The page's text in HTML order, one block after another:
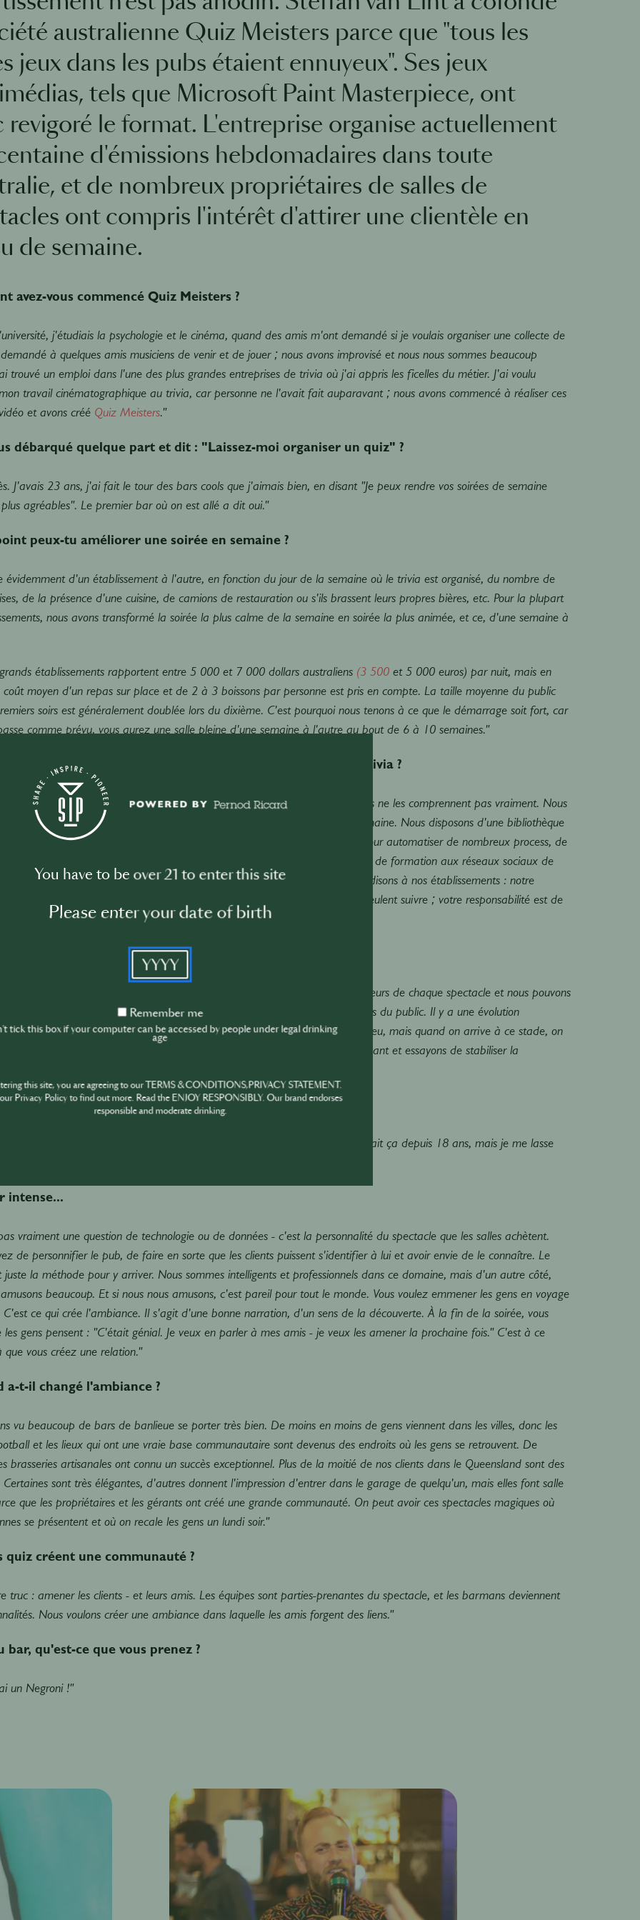
australienne Quiz Meisters parce que "tous les
jeux dans les pubs étaient ennuyeux". Ses jeux
tels que Microsoft Paint Masterpiece, ont
revigoré le format. L'entreprise organise actuellement
d'émissions hebdomadaires dans toute
et de nombreux propriétaires de salles de
ont compris l'intérêt d'attirer une clientèle en
de semaine.
avez-vous commencé Quiz Meisters ?
j'étudiais la psychologie et le cinéma, quand des amis m'ont demandé si je voulais organiser une collecte de
à quelques amis musiciens de venir et de jouer ; nous avons improvisé et nous nous sommes beaucoup
trouvé un emploi dans l'une des plus grandes entreprises de trivia où j'ai appris les ficelles du métier. J'ai voulu
travail cinématographique au trivia, car personne ne l'avait fait auparavant ; nous avons commencé à réaliser ces
et avons créé Quiz Meisters."
débarqué quelque part et dit : "Laissez-moi organiser un quiz" ?
J'avais 23 ans, j'ai fait le tour des bars cools que j'aimais bien, en disant "Je peux rendre vos soirées de semaine
agréables". Le premier bar où on est allé a dit oui."
peux-tu améliorer une soirée en semaine ?
évidemment d'un établissement à l'autre, en fonction du jour de la semaine où le trivia est organisé, du nombre de
de la présence d'une cuisine, de camions de restauration ou s'ils brassent leurs propres bières, etc. Pour la plupart
nous avons transformé la soirée la plus calme de la semaine en soirée la plus animée, et ce, d'une semaine à
établissements rapportent entre 5 000 et 7 000 dollars australiens (3 500 et 5 000 euros) par nuit, mais en
coût moyen d'un repas sur place et de 2 à 3 boissons par personne est pris en compte. La taille moyenne du public
soirs est généralement doublée lors du dixième. C'est pourquoi nous tenons à ce que le démarrage soit fort, car
comme prévu, vous aurez une salle pleine d'une semaine à l'autre au bout de 6 à 10 semaines."
sociaux sont-ils importants pour le succès d'une soirée trivia ?
que beaucoup de bars, surtout les petits, ont des réseaux sociaux mais ne les comprennent pas vraiment. Nous
amont de la soirée, il faut poster des messages trois ou quatre fois par semaine. Nous disposons d'une bibliothèque
dans laquelle les bars peuvent puiser, et nous utilisons Active Campaign pour automatiser de nombreux process, de
dès lors que les établissements nous rejoignent, ils bénéficient d'un programme de formation aux réseaux sociaux de
Nous ne le faisons pas à leur place mais leur apprenons à le faire. Nous disons à nos établissements : notre
est de créer une marque avec laquelle les gens veulent interagir et qu'ils veulent suivre ; votre responsabilité est de
cette marque."
savez-vous ce qui fonctionne ?
d'un grand nombre de données. Nous recueillons le nombre de spectateurs de chaque spectacle et nous pouvons
ces données au niveau du lieu, de la ville ou de l'État pour voir quel est le pouls du public. Il y a une évolution
et il faut environ 10 à 15 semaines pour connaître les tendances de chaque lieu, mais quand on arrive à ce stade, on
"Hé, vous allez avoir un ralentissement ici. Alors lançons la promotion juste avant et essayons de stabiliser la
faisait-il partie du plan initial ?
Au départ, je me disais : "On va se pointer avec un micro et le faire." On fait ça depuis 18 ans, mais je me lasse
intense...
vraiment une question de technologie ou de données - c'est la personnalité du spectacle que les salles achètent.
de personnifier le pub, de faire en sorte que les clients puissent s'identifier à lui et avoir envie de le connaître. Le
juste la méthode pour y arriver. Nous sommes intelligents et professionnels dans ce domaine, mais d'un autre côté,
beaucoup. Et si nous nous amusons, c'est pareil pour tout le monde. Vous voulez emmener les gens en voyage
C'est ce qui crée l'ambiance. Il s'agit d'une bonne narration, d'un sens de la découverte. À la fin de la soirée, vous
les gens pensent : "C'était génial. Je veux en parler à mes amis - je veux les amener la prochaine fois." C'est à ce
que vous créez une relation."
a-t-il changé l'ambiance ?
vu beaucoup de bars de banlieue se porter très bien. De moins en moins de gens viennent dans les villes, donc les
et les lieux qui ont une vraie base communautaire sont devenus des endroits où les gens se retrouvent. De
brasseries artisanales ont connu un succès exceptionnel. Plus de la moitié de nos clients dans le Queensland sont des
Certaines sont très élégantes, d'autres donnent l'impression d'entrer dans le garage de quelqu'un, mais elles font salle
que les propriétaires et les gérants ont créé une grande communauté. On peut avoir ces spectacles magiques où
se présentent et où on recale les gens un lundi soir."
quiz créent une communauté ?
truc : amener les clients - et leurs amis. Les équipes sont parties-prenantes du spectacle, et les barmans deviennent
Nous voulons créer une ambiance dans laquelle les amis forgent des liens."
bar, qu'est-ce que vous prenez ?
un Negroni !"
You have to be over 21 to enter this site
Please enter your date of birth
YYYY
Remember
Remember me
tick this box if your computer can be accessed by people under legal drinking
age
this site, you are agreeing to our TERMS & CONDITIONS,PRIVACY STATEMENT.
our Privacy Policy to find out more. Read the ENJOY RESPONSIBLY. Our brand endorses
responsible and moderate drinking.